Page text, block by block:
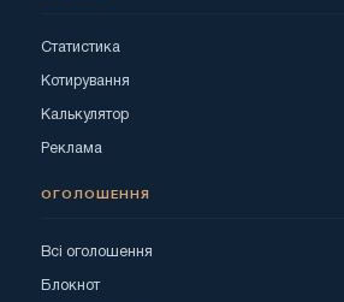
Статистика
Котирування
Калькулятор
Реклама
ОГОЛОШЕННЯ
Всі оголошення
Блокнот